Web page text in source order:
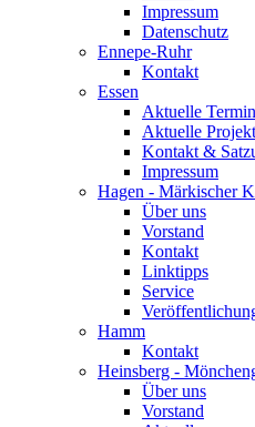
Impressum
Datenschutz
Ennepe-Ruhr
Kontakt
Essen
Aktuelle
Aktuelle
Kontakt &
Impressum
Hagen - Märkischer
Über uns
Vorstand
Kontakt
Linktipps
Service
Hamm
Kontakt
Heinsberg -
Über uns
Vorstand